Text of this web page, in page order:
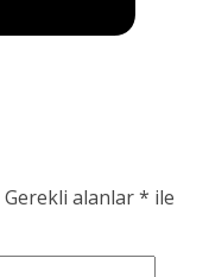
Gerekli alanlar* ile